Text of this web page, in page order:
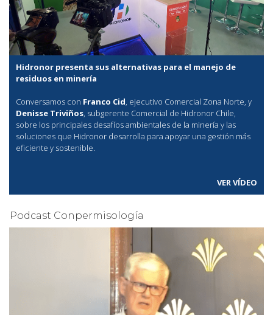
Hidronor presenta sus alternativas para el manejo de
residuos en minería
Conversamos con Franco Cid, ejecutivo Comercial Zona Norte, y
Denisse Triviños, subgerente Comercial de Hidronor Chile,
sobre los principales desafíos ambientales de la minería y las
soluciones que Hidronor desarrolla para apoyar una gestión más
eficiente y sostenible.
VER VÍDEO
Podcast Conpermisología